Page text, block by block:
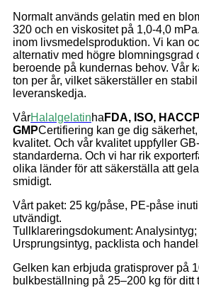
Normalt används gelatin med en
320 och en viskositet på 1,0-4,0
inom livsmedelsproduktion. Vi kan
alternativ med högre blomningsgrad
beroende på kundernas behov. Vår
ton per år, vilket säkerställer en
leveranskedja.
VårHalalgelatinha FDA, ISO,
GMPCertifiering kan ge dig
kvalitet. Och vår kvalitet uppfyller
standarderna. Och vi har rik
olika länder för att säkerställa att
smidigt.
Vårt paket: 25 kg/påse, PE-påse
utvändigt.
Tullklareringsdokument:
Ursprungsintyg, packlista och
Gelken kan erbjuda gratisprover på
bulkbeställning på 25–200 kg för ditt